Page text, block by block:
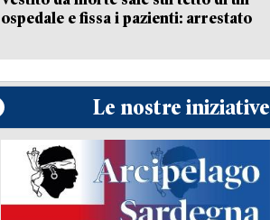
ospedale e fissa i pazienti: arrestato
Le nostre iniziative